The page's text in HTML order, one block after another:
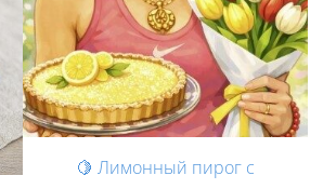
🍋 Лимонный пирог с